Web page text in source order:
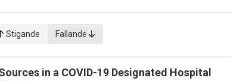
Stigande Fallande
in a COVID-19 Designated Hospital